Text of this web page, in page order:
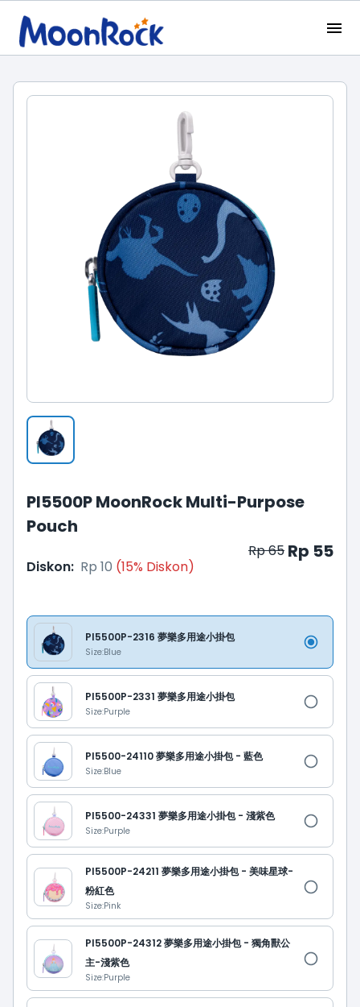
PI5500P MoonRock Multi-Purpose
Pouch
Rp 65 Rp 55
Diskon: Rp 10 (15% Diskon)
PI5500P-2316 夢樂多用途小掛包
Size:Blue
PI5500P-2331 夢樂多用途小掛包
Size:Purple
PI5500-24110 夢樂多用途小掛包 - 藍色
Size:Blue
PI5500-24331 夢樂多用途小掛包 - 淺紫色
Size:Purple
PI5500P-24211 夢樂多用途小掛包 - 美味星球-
粉紅色
Size:Pink
PI5500P-24312 夢樂多用途小掛包 - 獨角獸公
主-淺紫色
Size:Purple